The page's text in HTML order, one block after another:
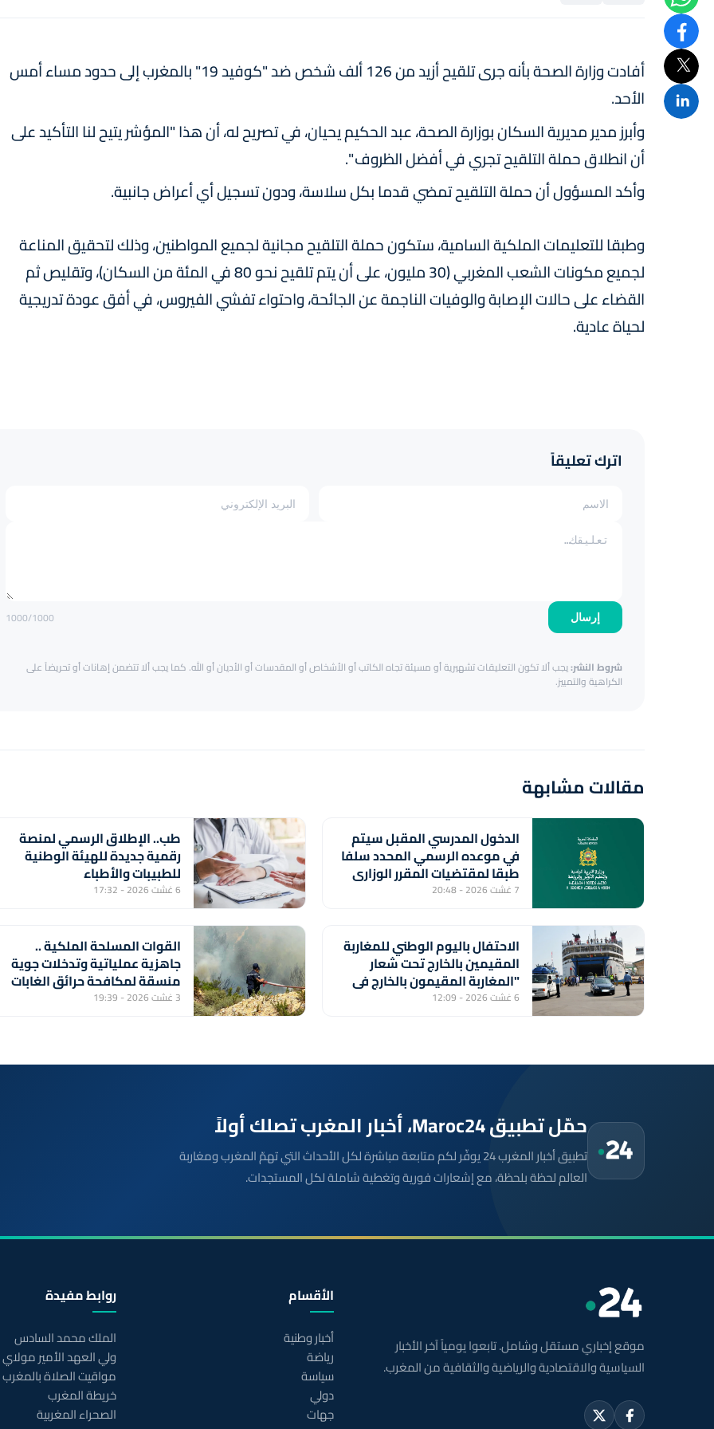
أفادت وزارة الصحة بأنه جرى تلقيح أزيد من 126 ألف شخص ضد "كوفيد 19" بالمغرب إلى حدود مساء أمس
الأحد.
وأبرز مدير مديرية السكان بوزارة الصحة، عبد الحكيم يحيان، في تصريح له، أن هذا "المؤشر يتيح لنا التأكيد على
أن انطلاق حملة التلقيح تجري في أفضل الظروف ".
وأكد المسؤول أن حملة التلقيح تمضي قدما بكل سلاسة، ودون تسجيل أي أعراض جانبية.
وطبقا للتعليمات الملكية السامية، ستكون حملة التلقيح مجانية لجميع المواطنين، وذلك لتحقيق المناعة
لجميع مكونات الشعب المغربي (30 مليون، على أن يتم تلقيح نحو 80 في المئة من السكان)، وتقليص ثم
القضاء على حالات الإصابة والوفيات الناجمة عن الجائحة، واحتواء تفشي الفيروس، في أفق عودة تدريجية
لحياة عادية.
اترك تعليقاً
إرسال 1000/1000
شروط النشر:يجب ألا تكون التعليقات تشهيرية أو مسيئة تجاه الكاتب أو الأشخاص أو المقدسات أو الأديان أو الله. كما يجب ألا تتضمن إهانات أو تحريضاً على
الكراهية والتمييز.
مقالات مشابهة
الدخول المدرسي المقبل سیتم
في موعده الرسمي المحدد سلفا
طبقا لمقتضیات المقرر الوزاري
رقم 047.26 (وزارة التربية الوطنية)
7 غشت 2026 - 20:48
طب.. الإطلاق الرسمي لمنصة
رقمية جديدة للهيئة الوطنية
للطبيبات والأطباء
6 غشت 2026 - 17:32
الاحتفال باليوم الوطني للمغاربة
المقيمين بالخارج تحت شعار
"المغاربة المقيمون بالخارج في
خدمة أوراش المغرب 2030"
6 غشت 2026 - 12:09
القوات المسلحة الملكية ..
جاهزية عملياتية وتدخلات جوية
منسقة لمكافحة حرائق الغابات
3 غشت 2026 - 19:39
حمّل تطبيق Maroc24، أخبار المغرب تصلك أولاً
تطبيق أخبار المغرب 24 يوفّر لكم متابعة مباشرة لكل الأحداث التي تهمّ المغرب ومغاربة
العالم لحظة بلحظة، مع إشعارات فورية وتغطية شاملة لكل المستجدات.
موقع إخباري مستقل وشامل. تابعوا يومياً آخر الأخبار
السياسية والاقتصادية والرياضية والثقافية من المغرب.
الأقسام
أخبار وطنية
رياضة
سياسة
دولي
جهات
روابط مفيدة
الملك محمد السادس
ولي العهد الأمير
مواقيت الصلاة بالمغرب
خريطة المغرب
الصحراء المغربية